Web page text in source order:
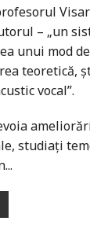
– „un
unui mod
teoretică,
vocal”.
studiaţi